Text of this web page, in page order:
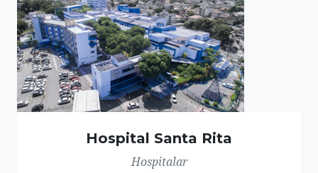
Hospital Santa Rita
Hospitalar